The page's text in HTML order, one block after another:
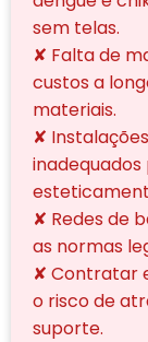
sem telas.
✘ Falta de
custos a
materiais.
✘
✘ Redes de
as normas
✘ Contratar
o risco de
suporte.